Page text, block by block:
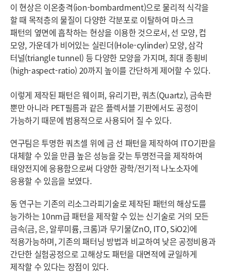
이 현상은 이온충격(ion-bombardment)으로 물리적 식각을
할 때 목적층의 물질이 다양한 각분포로 이탈하여 마스크
패턴의 옆면에 흡착하는 현상을 이용한 것으로서, 선 모양, 컵
모양, 가운데가 비어있는 실린더(Hole-cylinder) 모양, 삼각
터널(triangle tunnel) 등 다양한 모양을 가지며, 최대 종횡비
(high-aspect-ratio) 20까지 높이를 간단하게 제어할 수 있다.
이렇게 제작된 패턴은 웨이퍼, 유리기판, 쿼츠(Quartz), 금속판
뿐만 아니라 PET필름과 같은 플렉서블 기판에서도 공정이
가능하기 때문에 범용적으로 사용되어 질 수 있다.
연구팀은 투명한 쿼츠셀 위에 금 선 패턴을 제작하여 ITO기판을
대체할 수 있을 만큼 높은 성능을 갖는 투명전극을 제작하여
태양전지에 응용함으로써 다양한 광학/전기적 나노소자에
응용할 수 있음을 보였다.
동 연구는 기존의 리소그라피기술로 제작된 패턴의 해상도를
능가하는 10nm급 패턴을 제작할 수 있는 신기술로 거의 모든
금속(금, 은, 알루미륨, 크롬)과 무기물(ZnO, ITO, SiO2)에
적용가능하며, 기존의 패터닝 방법과 비교하여 낮은 공정비용과
간단한 실험공정으로 고해상도 패턴을 대면적에 균일하게
제작할 수 있다는 장점이 있다.